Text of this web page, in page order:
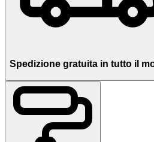
Spedizione gratuita in tutto il